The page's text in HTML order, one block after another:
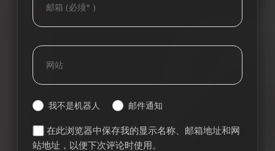
我不是机器人 邮件通知
在此浏览器中保存我的显示名称、邮箱地址和网
站地址，以便下次评论时使用。